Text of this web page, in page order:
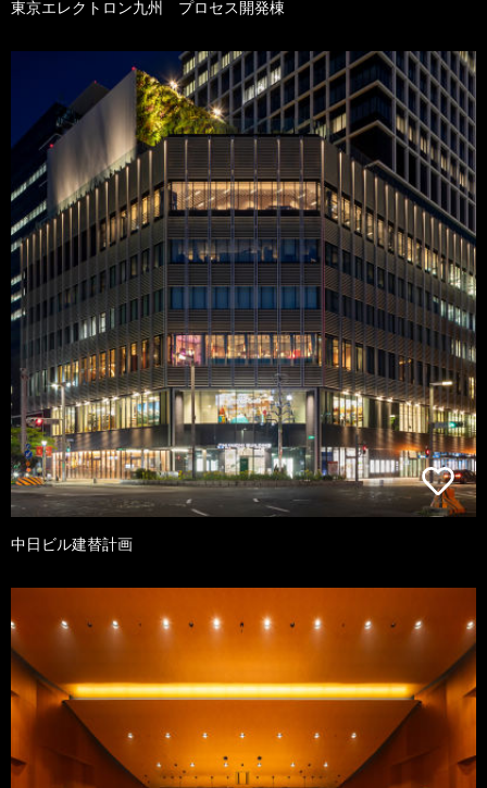
東京エレクトロン九州 プロセス開発棟
中日ビル建替計画